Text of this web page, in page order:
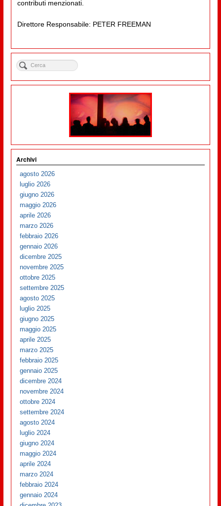
contributi menzionati.
Direttore Responsabile: PETER FREEMAN
Archivi
agosto 2026
luglio 2026
giugno 2026
maggio 2026
aprile 2026
marzo 2026
febbraio 2026
gennaio 2026
dicembre 2025
novembre 2025
ottobre 2025
settembre 2025
agosto 2025
luglio 2025
giugno 2025
maggio 2025
aprile 2025
marzo 2025
febbraio 2025
gennaio 2025
dicembre 2024
novembre 2024
ottobre 2024
settembre 2024
agosto 2024
luglio 2024
giugno 2024
maggio 2024
aprile 2024
marzo 2024
febbraio 2024
gennaio 2024